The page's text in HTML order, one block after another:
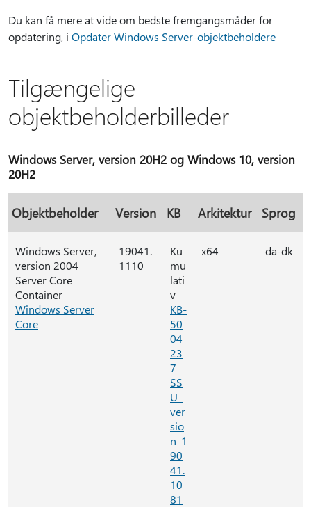
Du kan få mere at vide om bedste fremgangsmåder for
opdatering, i Opdater Windows Server-objektbeholdere
Tilgængelige
objektbeholderbilleder
Windows Server, version 20H2 og Windows 10, version
20H2
Objektbeholder Version KB Arkitektur Sprog
Windows Server,
version 2004
Server Core
Container
Windows Server
Core
19041.
1110
Ku
mu
lati
v
KB-
50
04
23
7
SS
U_
ver
sio
n_1
90
41.
10
81
x64 da-dk